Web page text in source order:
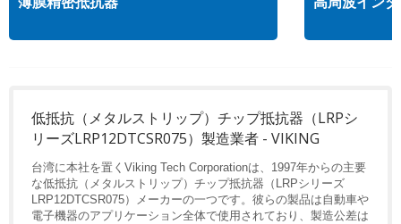
低抵抗（メタルストリップ）チップ抵抗器（LRPシ
リーズLRP12DTCSR075）製造業者 - VIKING
台湾に本社を置くViking Tech Corporationは、1997年からの主要
な低抵抗（メタルストリップ）チップ抵抗器（LRPシリーズ
LRP12DTCSR075）メーカーの一つです。彼らの製品は自動車や
電子機器のアプリケーション全体で使用されており、製造公差は